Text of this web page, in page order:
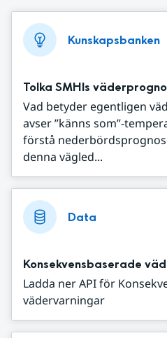
Kunskapsbanken
Tolka SMHIs
Vad betyder egentligen
avser ”känns som”-
förstå
denna vägled...
Data
Konsekvensbaserade
Ladda ner API för
vädervarningar